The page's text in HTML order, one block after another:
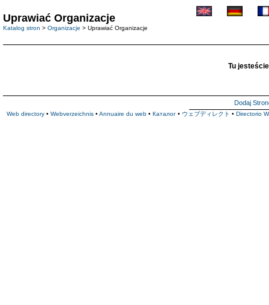
Uprawiać Organizacje
Katalog stron > Organizacje > Uprawiać Organizacje
Tu
Dodaj
Web directory • Webverzeichnis • Annuaire du web • Каталог • ウェブディレクト • Directorio